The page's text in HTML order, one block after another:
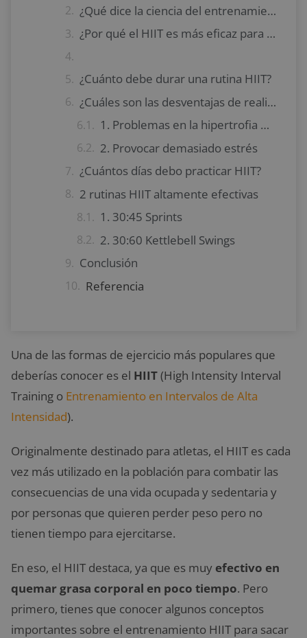
¿Qué dice la ciencia del entrenamiento HIIT?
¿Por qué el HIIT es más eficaz para quemar grasa?
¿Cuánto debe durar una rutina HIIT?
¿Cuáles son las desventajas de realizar entrenamientos HIIT muy largos?
1. Problemas en la hipertrofia muscular
2. Provocar demasiado estrés
¿Cuántos días debo practicar HIIT?
2 rutinas HIIT altamente efectivas
1. 30:45 Sprints
2. 30:60 Kettlebell Swings
Conclusión
Referencia
Una de las formas de ejercicio más populares que
deberías conocer es el HIIT(High Intensity Interval
Training o Entrenamiento en Intervalos de Alta
Intensidad).
Originalmente destinado para atletas, el HIIT es cada
vez más utilizado en la población para combatir las
consecuencias de una vida ocupada y sedentaria y
por personas que quieren perder peso pero no
tienen tiempo para ejercitarse.
En eso, el HIIT destaca, ya que es muy efectivo en
quemar grasa corporal en poco tiempo. Pero
primero, tienes que conocer algunos conceptos
importantes sobre el entrenamiento HIIT para sacar